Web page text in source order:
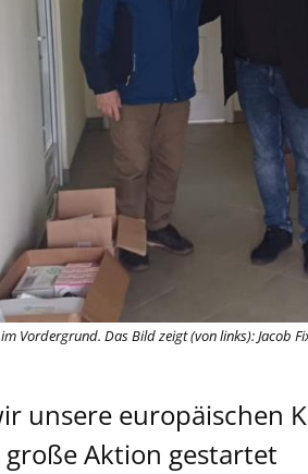
Vordergrund. Das Bild zeigt (von links): Jacob
unsere europäischen
Aktion gestartet